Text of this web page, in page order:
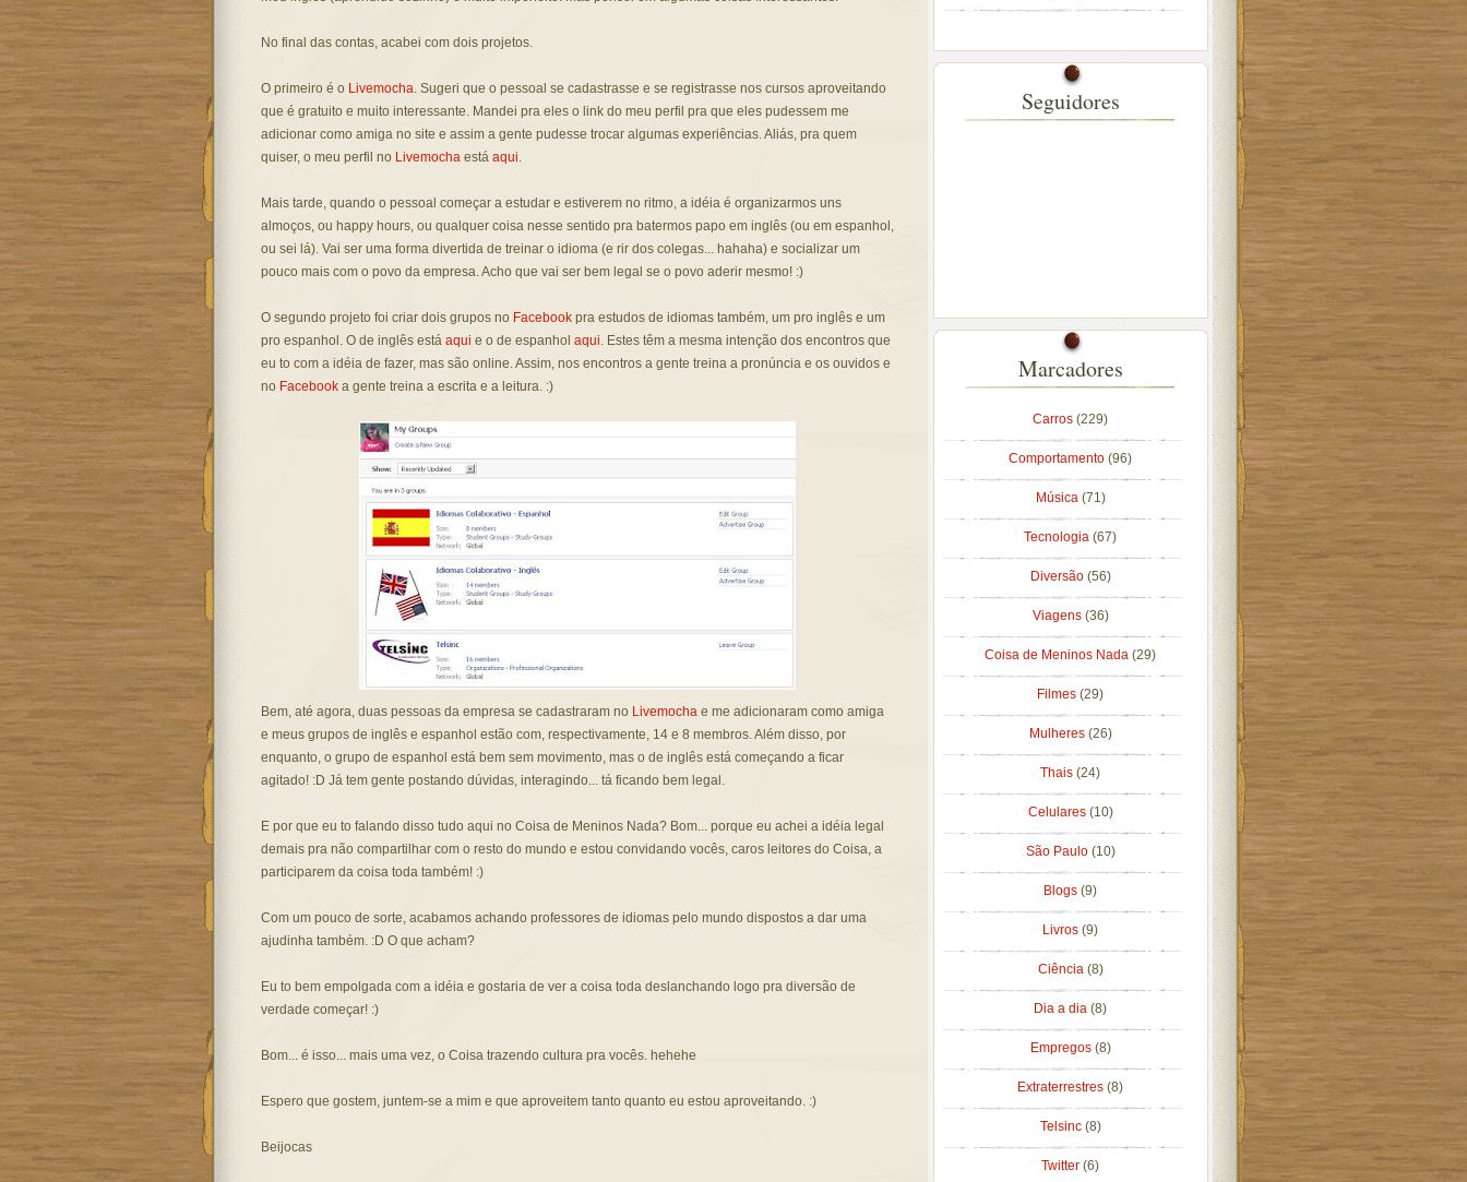
No final das contas, acabei com dois projetos.
O primeiro é o Livemocha. Sugeri que o pessoal se cadastrasse e se registrasse nos cursos aproveitando
que é gratuito e muito interessante. Mandei pra eles o link do meu perfil pra que eles pudessem me
adicionar como amiga no site e assim a gente pudesse trocar algumas experiências. Aliás, pra quem
quiser, o meu perfil no Livemochaestá aqui.
Mais tarde, quando o pessoal começar a estudar e estiverem no ritmo, a idéia é organizarmos uns
almoços, ou happy hours, ou qualquer coisa nesse sentido pra batermos papo em inglês (ou em espanhol,
ou sei lá). Vai ser uma forma divertida de treinar o idioma (e rir dos colegas... hahaha) e socializar um
pouco mais com o povo da empresa. Acho que vai ser bem legal se o povo aderir mesmo! :)
O segundo projeto foi criar dois grupos no Facebookpra estudos de idiomas também, um pro inglês e um
pro espanhol. O de inglês está aqui e o de espanhol aqui. Estes têm a mesma intenção dos encontros que
eu to com a idéia de fazer, mas são online. Assim, nos encontros a gente treina a pronúncia e os ouvidos e
no Facebooka gente treina a escrita e a leitura. :)
Bem, até agora, duas pessoas da empresa se cadastraram no Livemochae me adicionaram como amiga
e meus grupos de inglês e espanhol estão com, respectivamente, 14 e 8 membros. Além disso, por
enquanto, o grupo de espanhol está bem sem movimento, mas o de inglês está começando a ficar
agitado! :D Já tem gente postando dúvidas, interagindo... tá ficando bem legal.
E por que eu to falando disso tudo aqui no Coisa de Meninos Nada? Bom... porque eu achei a idéia legal
demais pra não compartilhar com o resto do mundo e estou convidando vocês, caros leitores do Coisa, a
participarem da coisa toda também! :)
Com um pouco de sorte, acabamos achando professores de idiomas pelo mundo dispostos a dar uma
ajudinha também. :D O que acham?
Eu to bem empolgada com a idéia e gostaria de ver a coisa toda deslanchando logo pra diversão de
verdade começar! :)
Bom... é isso... mais uma vez, o Coisa trazendo cultura pra vocês. hehehe
Espero que gostem, juntem-se a mim e que aproveitem tanto quanto eu estou aproveitando. :)
Beijocas
Seguidores
Marcadores
Carros (229)
Comportamento (96)
Música (71)
Tecnologia (67)
Diversão (56)
Viagens (36)
Coisa de Meninos Nada (29)
Filmes (29)
Mulheres (26)
Thais (24)
Celulares (10)
São Paulo (10)
Blogs (9)
Livros (9)
Ciência (8)
Dia a dia (8)
Empregos (8)
Extraterrestres (8)
Telsinc (8)
Twitter (6)